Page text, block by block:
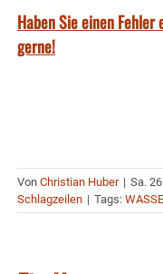
Haben Sie einen
gerne!
Von Christian Huber | Sa.
Schlagzeilen | Tags: